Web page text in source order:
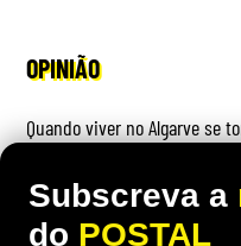
OPINIÃO
Quando viver no Algarve se
Um olho no burro, outro no
Subscreva a
do POSTAL